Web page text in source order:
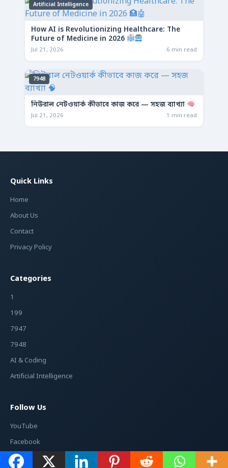
Artificial Intelligence
How AI is Revolutionizing Healthcare: The
Future of Medicine in 2026
Jul 21, 2026 6 min read
7948
নিউরাল নেটওয়ার্ক কীভাবে কাজ করে — সহজ ব্যাখ্যা
Jul 21, 2026 1 min read
Quick Links
Home
About Us
Contact
Privacy Policy
Categories
1
199
7947
7948
AI & Coding
Artificial Intelligence
Follow Us
YouTube
Facebook
Instagram